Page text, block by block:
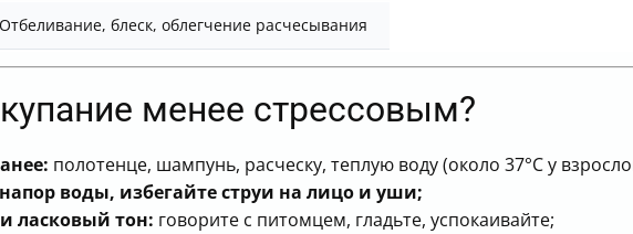
Отбеливание, блеск, облегчение расчесывания
менее стрессовым?
полотенце, шампунь, расческу, теплую воду (около 37°С у
воды, избегайте струи на лицо и уши;
ласковый тон: говорите с питомцем, гладьте, успокаивайте;